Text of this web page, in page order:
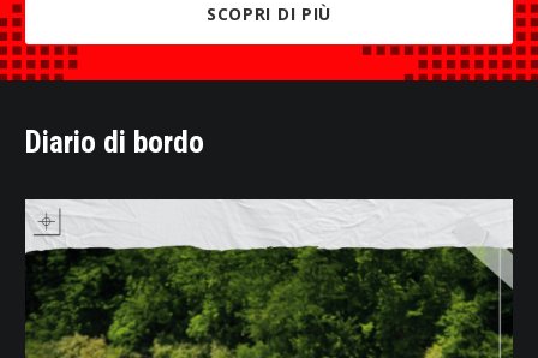
SCOPRI DI PIÙ
Diario di bordo